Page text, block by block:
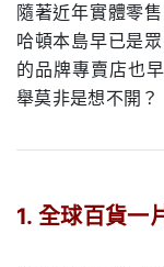
隨著近年實體零
哈頓本島早已是
的品牌專賣店也
舉莫非是想不開？
1. 全球百貨一